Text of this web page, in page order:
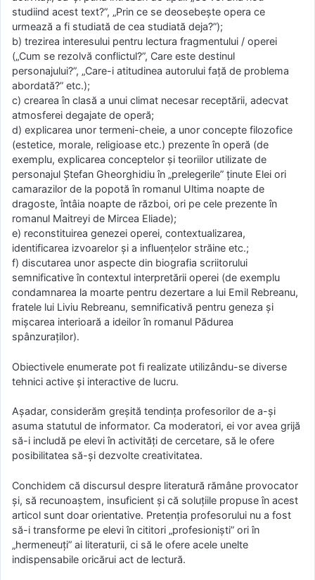
studiind acest text?”, „Prin ce se deosebeşte opera ce
urmează a fi studiată de cea studiată deja?”);
b) trezirea interesului pentru lectura fragmentului / operei
(„Cum se rezolvă conflictul?”, Care este destinul
personajului?”, „Care-i atitudinea autorului faţă de problema
abordată?” etc.);
c) crearea în clasă a unui climat necesar receptării, adecvat
atmosferei degajate de operă;
d) explicarea unor termeni-cheie, a unor concepte filozofice
(estetice, morale, religioase etc.) prezente în operă (de
exemplu, explicarea conceptelor şi teoriilor utilizate de
personajul Ştefan Gheorghidiu în „prelegerile” ţinute Elei ori
camarazilor de la popotă în romanul Ultima noapte de
dragoste, întâia noapte de război, ori pe cele prezente în
romanul Maitreyi de Mircea Eliade);
e) reconstituirea genezei operei, contextualizarea,
identificarea izvoarelor şi a influenţelor străine etc.;
f) discutarea unor aspecte din biografia scriitorului
semnificative în contextul interpretării operei (de exemplu
condamnarea la moarte pentru dezertare a lui Emil Rebreanu,
fratele lui Liviu Rebreanu, semnificativă pentru geneza şi
mişcarea interioară a ideilor în romanul Pădurea
spânzuraţilor).
Obiectivele enumerate pot fi realizate utilizându-se diverse
tehnici active şi interactive de lucru.
Așadar, considerăm greşită tendinţa profesorilor de a-şi
asuma statutul de informator. Ca moderatori, ei vor avea grijă
să-i includă pe elevi în activităţi de cercetare, să le ofere
posibilitatea să-şi dezvolte creativitatea.
Conchidem că discursul despre literatură rămâne provocator
şi, să recunoaştem, insuficient şi că soluţiile propuse în acest
articol sunt doar orientative. Pretenţia profesorului nu a fost
să-i transforme pe elevi în cititori „profesionişti” ori în
„hermeneuţi” ai literaturii, ci să le ofere acele unelte
indispensabile oricărui act de lectură.